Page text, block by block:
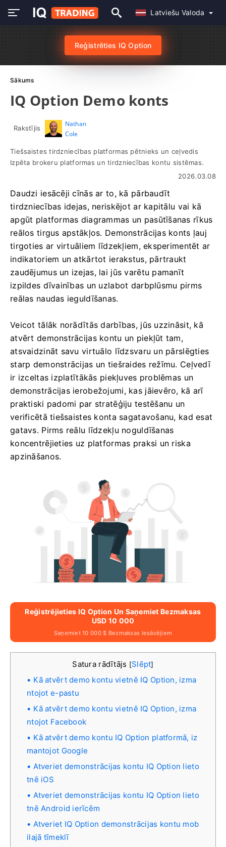
Latviešu Valoda
Reģistrēties IQ Option
Sākums
IQ Option Demo konts
Rakstījis
Nathan
Cole
Tiešsaistes tirdzniecības platformas pētnieks un ceļvedis
Izpēta brokeru platformas un tirdzniecības kontu sistēmas.
2026.03.08
Daudzi iesācēji cīnās ar to, kā pārbaudīt
tirdzniecības idejas, neriskējot ar kapitālu vai kā
apgūt platformas diagrammas un pasūtīšanas rīkus
reālos tirgus apstākļos. Demonstrācijas konts ļauj
tirgoties ar virtuāliem līdzekļiem, eksperimentēt ar
indikatoriem un atkārtot ierakstus, pārtraukt
zaudējumus un izejas, lai jūs varētu pamanīt
izpildes dīvainības un uzlabot darbplūsmu pirms
reālas naudas ieguldīšanas.
Veicot tālāk norādītās darbības, jūs uzzināsit, kā
atvērt demonstrācijas kontu un piekļūt tam,
atsvaidzināt savu virtuālo līdzsvaru un pārslēgties
starp demonstrācijas un tiešraides režīmu. Ceļvedī
ir izceltas izplatītākās piekļuves problēmas un
demonstrācijas ierobežojumi, kas jāievēro, kā arī
praktiski padomi par stratēģiju testēšanu un
verificētā tiešsaistes konta sagatavošanu, kad esat
gatavs. Pirms reālu līdzekļu noguldīšanas
koncentrējieties uz platformas praksi un riska
apzināšanos.
Reģistrējieties IQ Option Un Saņemiet Bezmaksas
USD 10 000
Saņemiet 10 000 $ Bezmaksas Iesācējiem
Satura rādītājs [Slēpt]
Kā atvērt demo kontu vietnē IQ Option, izma
ntojot e-pastu
Kā atvērt demo kontu vietnē IQ Option, izma
ntojot Facebook
Kā atvērt demo kontu IQ Option platformā, iz
mantojot Google
Atveriet demonstrācijas kontu IQ Option lieto
tnē iOS
Atveriet demonstrācijas kontu IQ Option lieto
tnē Android ierīcēm
Atveriet IQ Option demonstrācijas kontu mob
ilajā tīmeklī